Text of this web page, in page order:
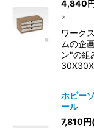
4,840
×
ワーク
ムの企
ン"の組
ホビー
ール
7,810円